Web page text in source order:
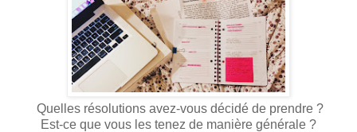
Quelles résolutions avez-vous décidé de prendre ?
Est-ce que vous les tenez de manière générale ?